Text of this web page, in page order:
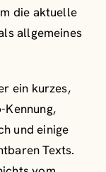
die aktuelle
allgemeines
ein kurzes,
und einige
Texts.